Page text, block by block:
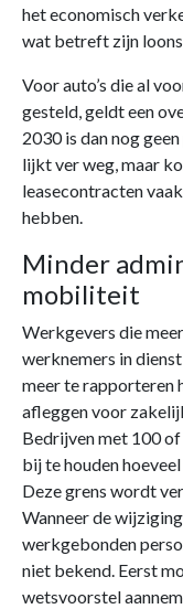
het economisch
wat betreft zijn
Voor auto’s die al
gesteld, geldt een
2030 is dan nog
lijkt ver weg, maar
leasecontracten
hebben.
Minder
mobiliteit
Werkgevers die
werknemers in
meer te rapporteren
afleggen voor
Bedrijven met 100
bij te houden
Deze grens wordt
Wanneer de
werkgebonden
niet bekend. Eerst
wetsvoorstel